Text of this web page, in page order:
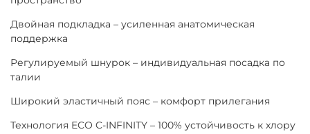
Двойная подкладка – усиленная анатомическая
поддержка
Регулируемый шнурок – индивидуальная посадка по
талии
Широкий эластичный пояс – комфорт прилегания
Технология ECO C-INFINITY – 100% устойчивость к хлору